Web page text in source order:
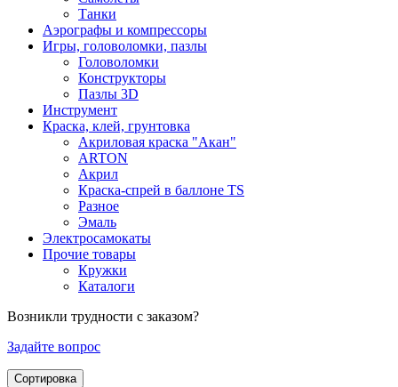
Танки
Аэрографы и компрессоры
Игры, головоломки, пазлы
Головоломки
Конструкторы
Пазлы 3D
Инструмент
Краска, клей, грунтовка
Акриловая краска "Акан"
ARTON
Акрил
Краска-спрей в баллоне TS
Разное
Эмаль
Электросамокаты
Прочие товары
Кружки
Каталоги
Возникли трудности с заказом?
Задайте вопрос
Сортировка